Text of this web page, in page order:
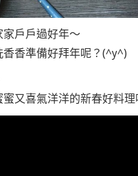
戶戶過好年～
香準備好拜年呢？(^y^)
又喜氣洋洋的新春好料